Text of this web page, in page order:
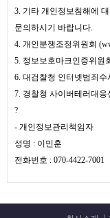
3. 기타 개인정보침해에
문의하시기 바랍니다.
4. 개인분쟁조정위원회 (
5. 정보보호마크인증위원
6. 대검찰청 인터넷범죄수
7. 경찰청 사이버테러대응
?
- 개인정보관리책임자
성명 : 이민훈
전화번호 : 070-4422-7001